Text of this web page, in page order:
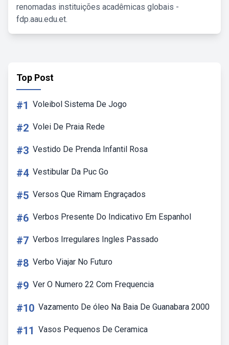
renomadas instituições acadêmicas globais -
fdp.aau.edu.et.
Top Post
#1 Voleibol Sistema De Jogo
#2 Volei De Praia Rede
#3 Vestido De Prenda Infantil Rosa
#4 Vestibular Da Puc Go
#5 Versos Que Rimam Engraçados
#6 Verbos Presente Do Indicativo Em Espanhol
#7 Verbos Irregulares Ingles Passado
#8 Verbo Viajar No Futuro
#9 Ver O Numero 22 Com Frequencia
#10 Vazamento De óleo Na Baia De Guanabara 2000
#11 Vasos Pequenos De Ceramica